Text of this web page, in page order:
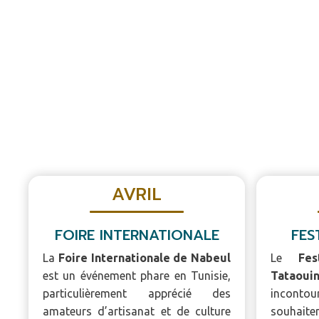
AVRIL
FOIRE INTERNATIONALE
La Foire Internationale de Nabeul
est un événement phare en Tunisie,
particulièrement apprécié des
amateurs d’artisanat et de culture
Le